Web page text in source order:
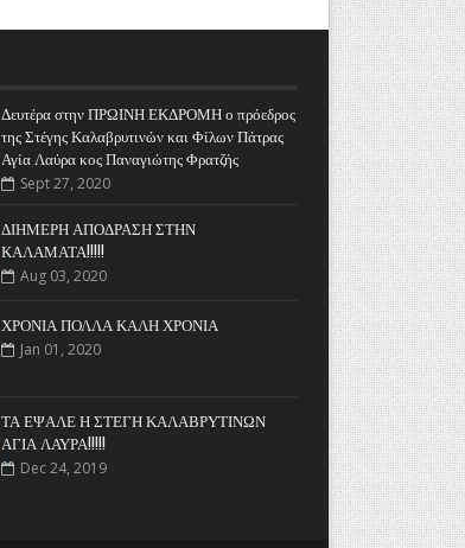
Δευτέρα στην ΠΡΩΙΝΗ ΕΚΔΡΟΜΗ ο πρόεδρος
της Στέγης Καλαβρυτινών και Φίλων Πάτρας
Αγία Λαύρα κος Παναγιώτης Φρατζής
Sept 27, 2020
ΔΙΗΜΕΡΗ ΑΠΟΔΡΑΣΗ ΣΤΗΝ
ΚΑΛΑΜΑΤΑ!!!!!
Aug 03, 2020
ΧΡΟΝΙΑ ΠΟΛΛΑ ΚΑΛΗ ΧΡΟΝΙΑ
Jan 01, 2020
ΤΑ ΕΨΑΛΕ Η ΣΤΕΓΗ ΚΑΛΑΒΡΥΤΙΝΩΝ
ΑΓΙΑ ΛΑΥΡΑ!!!!!
Dec 24, 2019